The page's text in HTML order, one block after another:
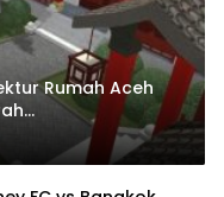
Rumah Aceh